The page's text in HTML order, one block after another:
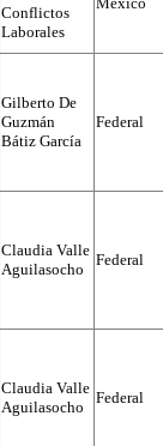
Conflictos
Laborales
Gilberto De
Guzmán
Bátiz García
Federal
Claudia Valle
Aguilasocho
Federal
Claudia Valle
Aguilasocho
Federal